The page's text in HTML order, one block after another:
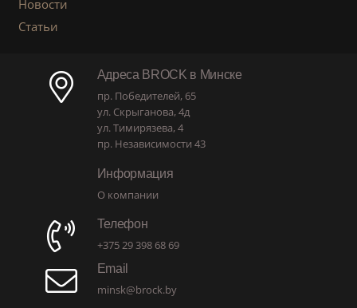
Новости
Статьи
Адреса BROCK в Минске
пр. Победителей, 65
ул. Скрыганова, 4д
ул. Тимирязева, 4
пр. Независимости 43
Информация
О компании
Телефон
+375 29 398 68 69
Email
minsk@brock.by